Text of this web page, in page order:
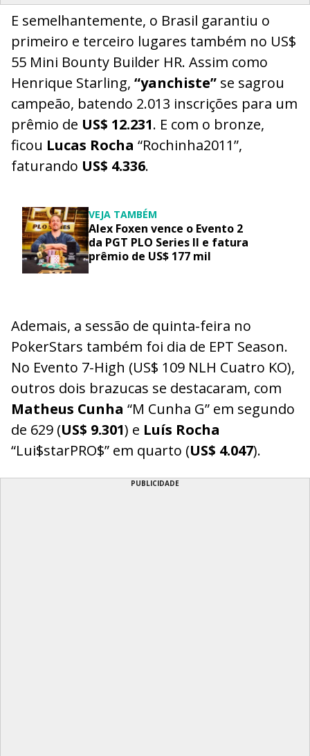
E semelhantemente, o Brasil garantiu o
primeiro e terceiro lugares também no US$
55 Mini Bounty Builder HR. Assim como
Henrique Starling, “yanchiste” se sagrou
campeão, batendo 2.013 inscrições para um
prêmio de US$ 12.231. E com o bronze,
ficou Lucas Rocha “Rochinha2011”,
faturando US$ 4.336.
VEJA TAMBÉM
Alex Foxen vence o Evento 2
da PGT PLO Series II e fatura
prêmio de US$ 177 mil
Ademais, a sessão de quinta-feira no
PokerStars também foi dia de EPT Season.
No Evento 7-High (US$ 109 NLH Cuatro KO),
outros dois brazucas se destacaram, com
Matheus Cunha “M Cunha G” em segundo
de 629 (US$ 9.301) e Luís Rocha
“Lui$starPRO$” em quarto (US$ 4.047).
PUBLICIDADE